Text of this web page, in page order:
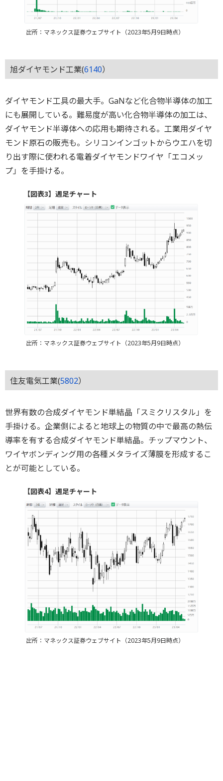
出所：マネックス証券ウェブサイト（2023年5月9日時点）
旭ダイヤモンド工業(6140）
ダイヤモンド工具の最大手。GaNなど化合物半導体の加工
にも展開している。難易度が高い化合物半導体の加工は、
ダイヤモンド半導体への応用も期待される。工業用ダイヤ
モンド原石の販売も。シリコンインゴットからウエハを切
り出す際に使われる電着ダイヤモンドワイヤ「エコメッ
プ」を手掛ける。
【図表3】週足チャート
出所：マネックス証券ウェブサイト（2023年5月9日時点）
住友電気工業(5802）
世界有数の合成ダイヤモンド単結晶「スミクリスタル」を
手掛ける。企業側によると地球上の物質の中で最高の熱伝
導率を有する合成ダイヤモンド単結晶。チップマウント、
ワイヤボンディング用の各種メタライズ薄膜を形成するこ
とが可能としている。
【図表4】週足チャート
出所：マネックス証券ウェブサイト（2023年5月9日時点）